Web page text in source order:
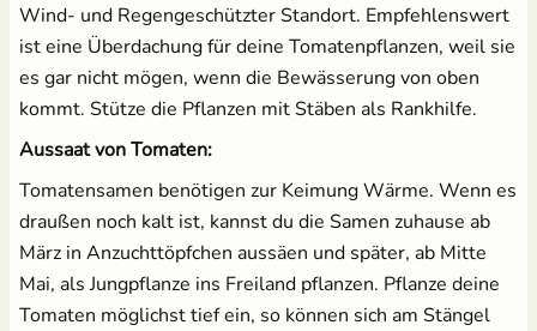
Wind- und Regengeschützter Standort. Empfehlenswert
ist eine Überdachung für deine Tomatenpflanzen, weil sie
es gar nicht mögen, wenn die Bewässerung von oben
kommt. Stütze die Pflanzen mit Stäben als Rankhilfe.
Aussaat von Tomaten:
Tomatensamen benötigen zur Keimung Wärme. Wenn es
draußen noch kalt ist, kannst du die Samen zuhause ab
März in Anzuchttöpfchen aussäen und später, ab Mitte
Mai, als Jungpflanze ins Freiland pflanzen. Pflanze deine
Tomaten möglichst tief ein, so können sich am Stängel